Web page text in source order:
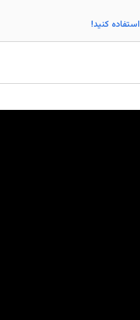
کنید!